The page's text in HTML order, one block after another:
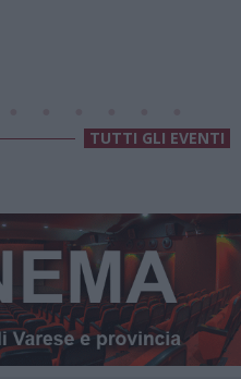
TUTTI GLI EVENTI